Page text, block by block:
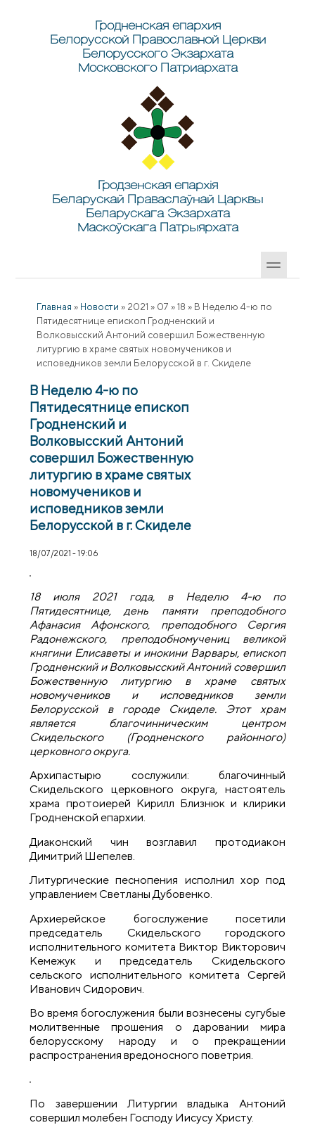
Гродненская епархия
Белорусской Православной Церкви
Белорусского Экзархата
Московского Патриархата
Гродзенская епархія
Беларускай Праваслаўнай Царквы
Беларускага Экзархата
Маскоўскага Патрыярхата
Главная » Новости » 2021 » 07 » 18 » В Неделю 4-ю по
Пятидесятнице епископ Гродненский и
Волковысский Антоний совершил Божественную
литургию в храме святых новомучеников и
исповедников земли Белорусской в г. Скиделе
В Неделю 4-ю по
Пятидесятнице епископ
Гродненский и
Волковысский Антоний
совершил Божественную
литургию в храме святых
новомучеников и
исповедников земли
Белорусской в г. Скиделе
18/07/2021 - 19:06
18 июля 2021 года, в Неделю 4-ю по
Пятидесятнице, день памяти преподобного
Афанасия Афонского, преподобного Сергия
Радонежского, преподобномучениц великой
княгини Елисаветы и инокини Варвары, епископ
Гродненский и Волковысский Антоний совершил
Божественную литургию в храме святых
новомучеников и исповедников земли
Белорусской в городе Скиделе. Этот храм
является благочинническим центром
Скидельского (Гродненского районного)
церковного округа.
Архипастырю сослужили: благочинный
Скидельского церковного округа, настоятель
храма протоиерей Кирилл Близнюк и клирики
Гродненской епархии.
Диаконский чин возглавил протодиакон
Димитрий Шепелев.
Литургические песнопения исполнил хор под
управлением Светланы Дубовенко.
Архиерейское богослужение посетили
председатель Скидельского городского
исполнительного комитета Виктор Викторович
Кемежук и председатель Скидельского
сельского исполнительного комитета Сергей
Иванович Сидорович.
Во время богослужения были вознесены сугубые
молитвенные прошения о даровании мира
белорусскому народу и о прекращении
распространения вредоносного поветрия.
По завершении Литургии владыка Антоний
совершил молебен Господу Иисусу Христу.